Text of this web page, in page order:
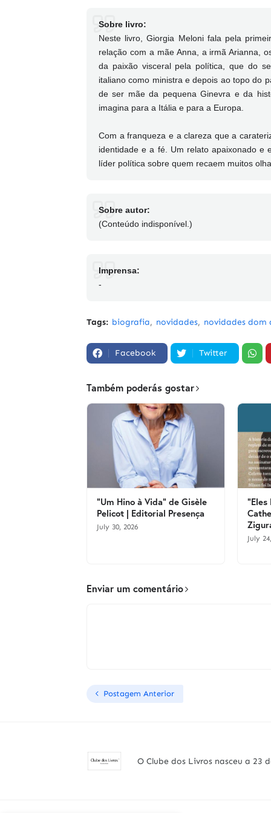
Sobre livro:
Neste livro, Giorgia Meloni fala pela
relação com a mãe Anna, a irmã Arianna,
da paixão visceral pela política, que do
italiano como ministra e depois ao topo do
de ser mãe da pequena Ginevra e da
imagina para a Itália e para a Europa.
Com a franqueza e a clareza que a
identidade e a fé. Um relato apaixonado e
líder política sobre quem recaem muitos
Sobre autor:
(Conteúdo indisponível.)
Imprensa:
-
Tags: biografia novidades novidades dom
Facebook Twitter
Também poderás gostar
"Um Hino à Vida" de Gisèle
Pelicot | Editorial Presença
July 30, 2026
"Eles
July
Enviar um comentário
Postagem Anterior
O Clube dos Livros nasceu a 23